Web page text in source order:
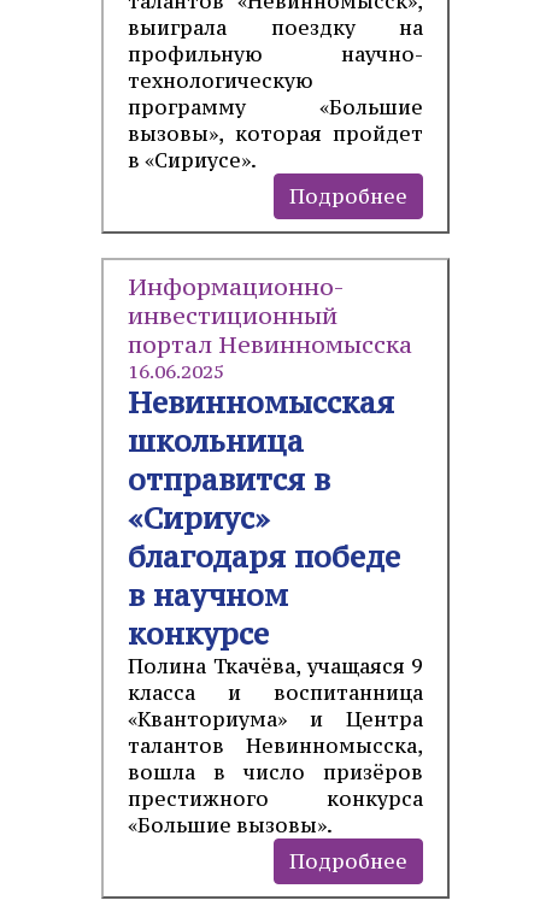
выиграла поездку на
профильную научно-
технологическую
программу «Большие
вызовы», которая пройдет
в «Сириусе».
Подробнее
Информационно-
инвестиционный
портал Невинномысска
16.06.2025
Невинномысская
школьница
отправится в
«Сириус»
благодаря победе
в научном
конкурсе
Полина Ткачёва, учащаяся 9
класса и воспитанница
«Кванториума» и Центра
талантов Невинномысска,
вошла в число призёров
престижного конкурса
«Большие вызовы».
Подробнее